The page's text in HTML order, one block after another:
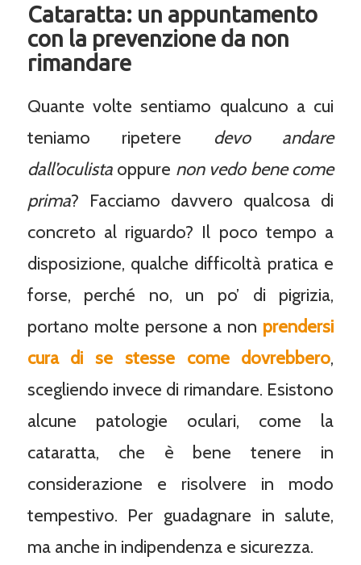
Cataratta: un appuntamento
con la prevenzione da non
rimandare
Quante volte sentiamo qualcuno a cui
teniamo ripetere devo andare
dall’oculistaoppure non vedo bene come
prima? Facciamo davvero qualcosa di
concreto al riguardo? Il poco tempo a
disposizione, qualche difficoltà pratica e
forse, perché no, un po’ di pigrizia,
portano molte persone a non prendersi
cura di se stesse come dovrebbero,
scegliendo invece di rimandare. Esistono
alcune patologie oculari, come la
cataratta, che è bene tenere in
considerazione e risolvere in modo
tempestivo. Per guadagnare in salute,
ma anche in indipendenza e sicurezza.